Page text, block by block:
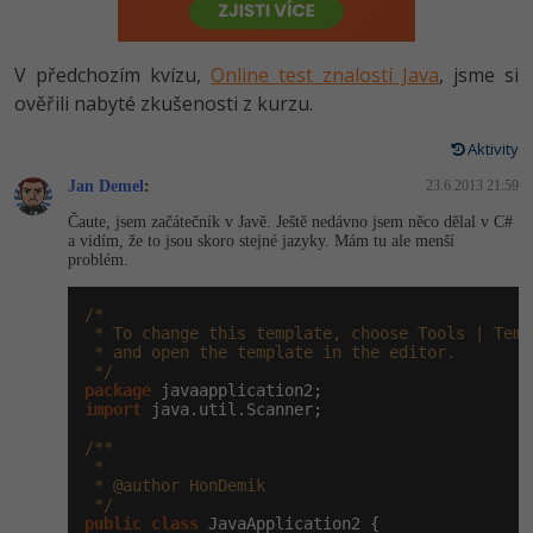
HTML5, CSS3, Bootstrap, SEO
SQL a databáze
UML a návrhové vzory
React
Spring
ASP.NET MVC
Best practices
PHP
JavaScript
HTML / CSS
UML a návrhové vzory
MySQL/MariaDB
MS-SQL
Vývojář mobilních aplikací
Specialista na AI a bigdata
Webdesigner
Tester
Grafik / UX/UI návrhář
3D grafik
Databázový analytik
-80%
JavaScript -80%
C++
Swift -80%
-80%
C -80%
VB.NET
Návrh SW -80%
V předchozím kvízu, Online test znalostí Java, jsme si
ověřili nabyté zkušenosti z kurzu.
Aktivity
Jan Demel: 23.6.2013 21:59
Čaute, jsem začátečník v Javě. Ještě nedávno jsem něco dělal v C#
a vidím, že to jsou skoro stejné jazyky. Mám tu ale menší
problém.
/*
* To change this template, choose Tools |
* and open the template in the editor.
*/
package
import java.util.Scanner;
/**
*
* @author HonDemik
*/
public
class JavaApplication2 {